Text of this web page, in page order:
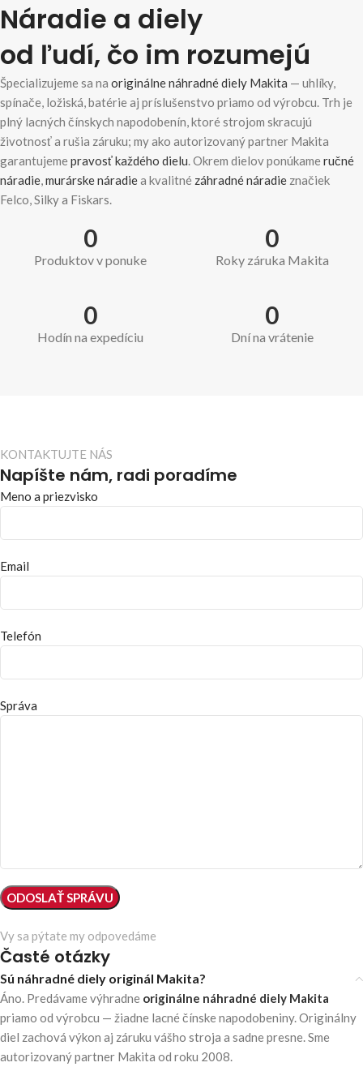
Náradie a diely
od ľudí, čo im rozumejú
Špecializujeme sa na originálne náhradné diely Makita — uhlíky,
spínače, ložiská, batérie aj príslušenstvo priamo od výrobcu. Trh je
plný lacných čínskych napodobenín, ktoré strojom skracujú
životnosť a rušia záruku; my ako autorizovaný partner Makita
garantujemepravosť každého dielu. Okrem dielov ponúkameručné
náradie,murárske náradiea kvalitné záhradné náradie značiek
Felco, Silky a Fiskars.
0
Produktov v ponuke
0
Roky záruka Makita
0
Hodín na expedíciu
0
Dní na vrátenie
Vy sa pýtate my odpovedáme
Časté otázky
Sú náhradné diely originál Makita?
Áno. Predávame výhradne originálne náhradné diely Makita
priamo od výrobcu — žiadne lacné čínske napodobeniny. Originálny
diel zachová výkon aj záruku vášho stroja a sadne presne. Sme
autorizovaný partner Makita od roku 2008.
KONTAKTUJTE NÁS
Napíšte nám, radi poradíme
Meno a priezvisko
Email
Telefón
Správa